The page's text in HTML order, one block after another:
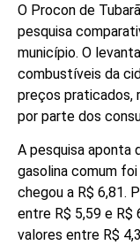
O Procon de
pesquisa
município. O
combustíveis da
preços praticados,
por parte dos
A pesquisa aponta
gasolina comum
chegou a R$ 6,81.
entre R$ 5,59 e
valores entre R$